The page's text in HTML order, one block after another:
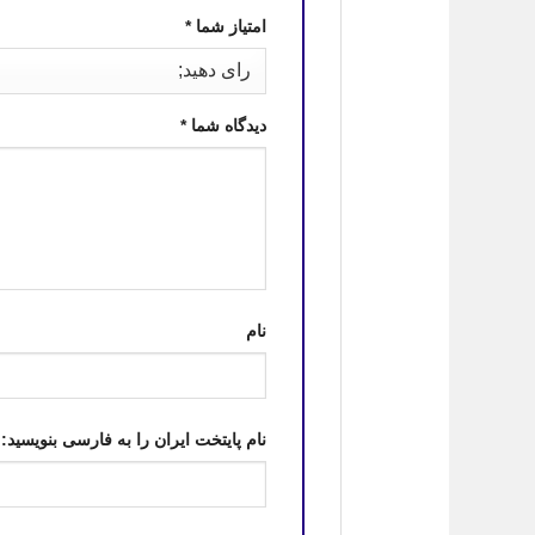
امتیاز شما*
دیدگاه شما*
نام
نام پایتخت ایران را به فارسی